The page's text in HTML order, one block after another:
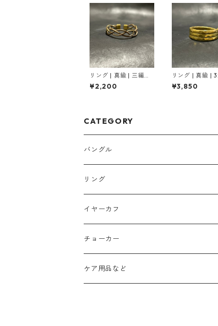
リング | 真鍮 | 三編み
| マッドゴールド
¥2,200
リング | 真鍮 |
ールド
¥3,850
CATEGORY
バングル
細かい鎚目
小さい波
大きい波
三角の鎚目
平打ち
リング
三編み
ゴールド
マッド
ループ
2連
三角鎚目
イヤーカフ
槌目
細粒
ねじり
チョーカー
ケア用品など